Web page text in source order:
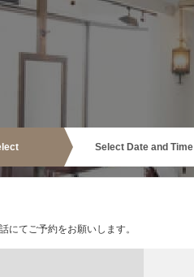
Select Date and Time
にてご予約をお願いします。